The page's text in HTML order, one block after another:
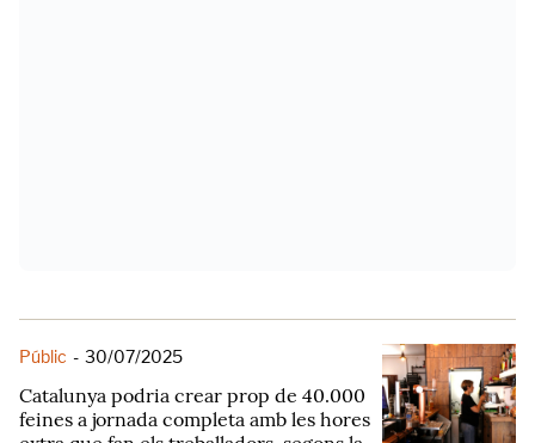
Públic - 30/07/2025
Catalunya podria crear prop de 40.000
feines a jornada completa amb les hores